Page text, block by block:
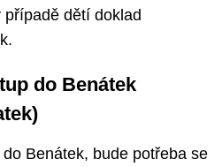
případě dětí doklad
do Benátek
Benátek, bude potřeba se